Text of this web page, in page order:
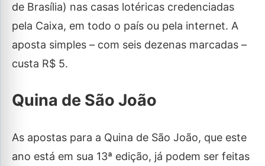
de Brasília) nas casas lotéricas credenciadas
pela Caixa, em todo o país ou pela internet. A
aposta simples – com seis dezenas marcadas –
custa R$ 5.
Quina de São João
As apostas para a Quina de São João, que este
ano está em sua 13ª edição, já podem ser feitas